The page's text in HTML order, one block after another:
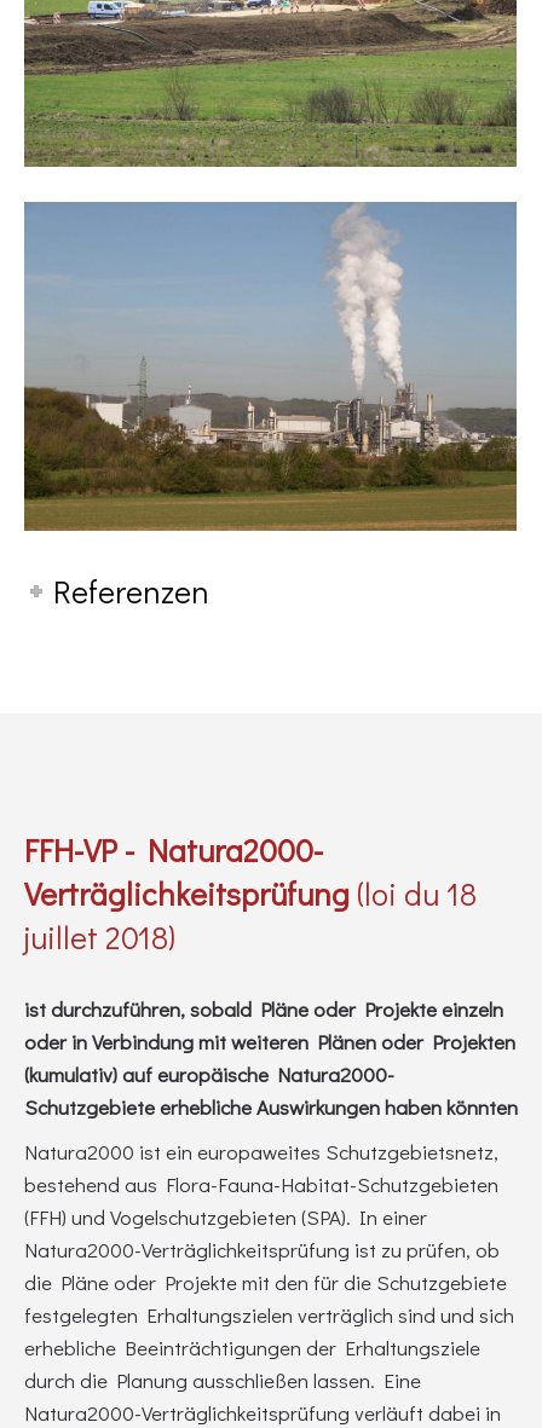
Referenzen
FFH-VP - Natura2000-
Verträglichkeitsprüfung (loi du 18
juillet 2018)
ist durchzuführen, sobald Pläne oder Projekte einzeln
oder in Verbindung mit weiteren Plänen oder Projekten
(kumulativ) auf europäische Natura2000-
Schutzgebiete erhebliche Auswirkungen haben könnten
Natura2000 ist ein europaweites Schutzgebietsnetz,
bestehend aus Flora-Fauna-Habitat-Schutzgebieten
(FFH) und Vogelschutzgebieten (SPA). In einer
Natura2000-Verträglichkeitsprüfung ist zu prüfen, ob
die Pläne oder Projekte mit den für die Schutzgebiete
festgelegten Erhaltungszielen verträglich sind und sich
erhebliche Beeinträchtigungen der Erhaltungsziele
durch die Planung ausschließen lassen. Eine
Natura2000-Verträglichkeitsprüfung verläuft dabei in